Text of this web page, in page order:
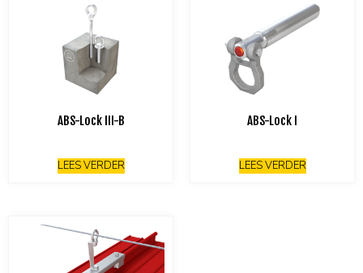
ABS-Lock III-B
LEES VERDER
ABS-Lock I
LEES VERDER